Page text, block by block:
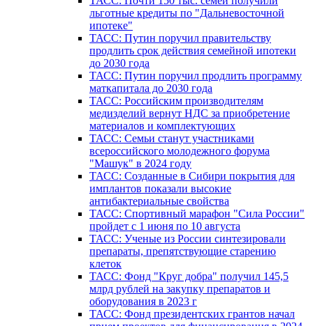
льготные кредиты по "Дальневосточной
ипотеке"
ТАСС: Путин поручил правительству
продлить срок действия семейной ипотеки
до 2030 года
ТАСС: Путин поручил продлить программу
маткапитала до 2030 года
ТАСС: Российским производителям
медизделий вернут НДС за приобретение
материалов и комплектующих
ТАСС: Семьи станут участниками
всероссийского молодежного форума
"Машук" в 2024 году
ТАСС: Созданные в Сибири покрытия для
имплантов показали высокие
антибактериальные свойства
ТАСС: Спортивный марафон "Сила России"
пройдет с 1 июня по 10 августа
ТАСС: Ученые из России синтезировали
препараты, препятствующие старению
клеток
ТАСС: Фонд "Круг добра" получил 145,5
млрд рублей на закупку препаратов и
оборудования в 2023 г
ТАСС: Фонд президентских грантов начал